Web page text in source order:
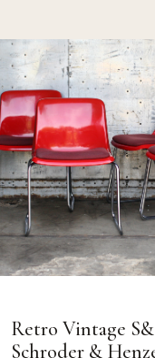
Retro Vintage
Schroder &